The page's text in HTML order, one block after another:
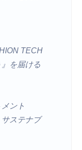
TECH
を届ける
ント
サステナブ